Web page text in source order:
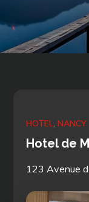
HOTEL NANCY
Hotel de
123 Avenue